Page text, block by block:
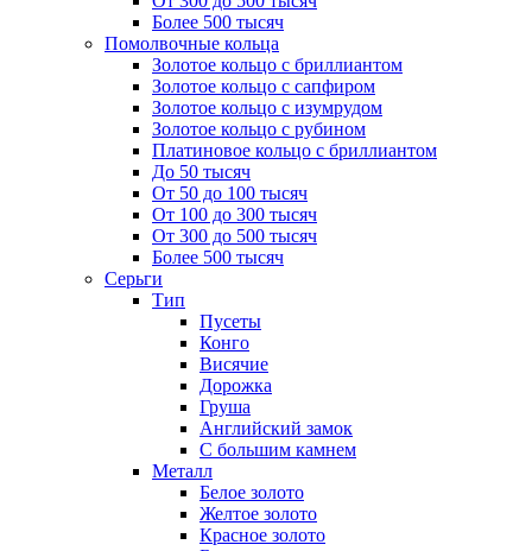
Более 500 тысяч
Помолвочные кольца
Золотое кольцо с бриллиантом
Золотое кольцо с сапфиром
Золотое кольцо с изумрудом
Золотое кольцо с рубином
Платиновое кольцо с бриллиантом
До 50 тысяч
От 50 до 100 тысяч
От 100 до 300 тысяч
От 300 до 500 тысяч
Более 500 тысяч
Серьги
Тип
Пусеты
Конго
Висячие
Дорожка
Груша
Английский замок
С большим камнем
Металл
Белое золото
Желтое золото
Красное золото